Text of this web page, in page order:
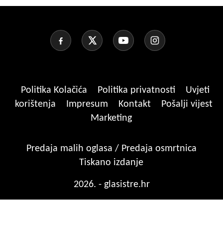
Politika Kolačića Politika privatnosti
Uvjeti
korištenja
Impresum Kontakt
Pošalji vijest
Marketing
Predaja malih oglasa / Predaja osmrtnica
Tiskano izdanje
2026. - glasistre.hr